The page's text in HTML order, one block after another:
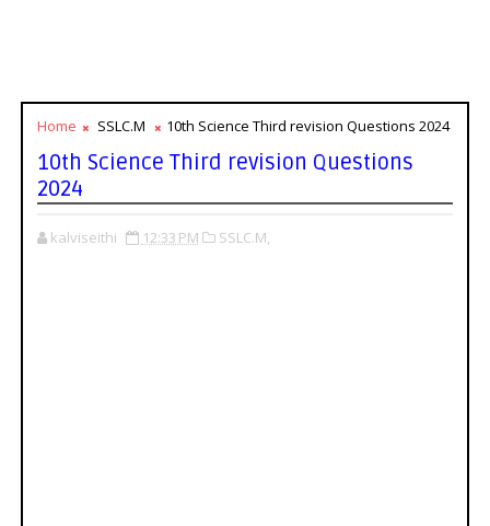
Home SSLC.M 10th Science Third revision Questions 2024
10th Science Third revision Questions
2024
kalviseithi 12:33 PM SSLC.M,